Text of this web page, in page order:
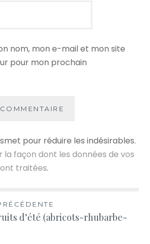
nom, mon e-mail et mon site
pour mon prochain
pour réduire les indésirables.
la façon dont les données de vos
traitées.
d’été (abricots-rhubarbe-